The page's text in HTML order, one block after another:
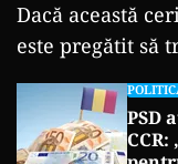
Dacă această
este pregătit să
PSD